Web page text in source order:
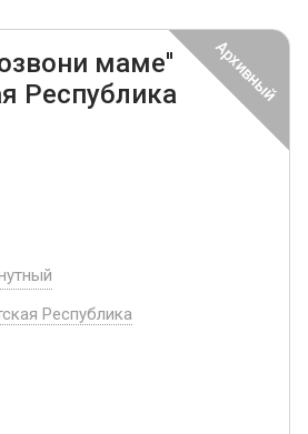
маме''
Республика
Республика